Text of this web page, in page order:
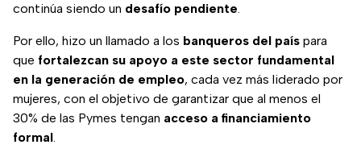
continúa siendo un desafío pendiente.
Por ello, hizo un llamado a los banqueros del país para
que fortalezcan su apoyo a este sector fundamental
en la generación de empleo, cada vez más liderado por
mujeres, con el objetivo de garantizar que al menos el
30% de las Pymes tengan acceso a financiamiento
formal.